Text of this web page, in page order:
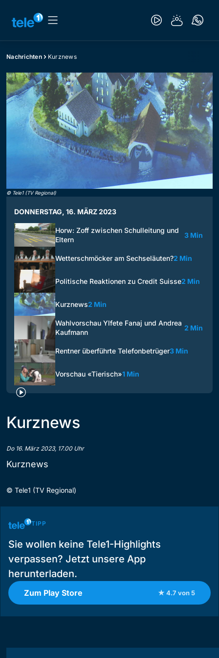
Nachrichten Kurznews
© Tele1 (TV Regional)
DONNERSTAG, 16. MÄRZ 2023
Horw: Zoff zwischen Schulleitung und
Eltern
3 Min
Wetterschmöcker am Sechseläuten?2 Min
Politische Reaktionen zu Credit Suisse2 Min
Kurznews2 Min
Wahlvorschau Ylfete Fanaj und Andrea
Kaufmann
2 Min
Rentner überführte Telefonbetrüger3 Min
Vorschau «Tierisch»1 Min
Kurznews
Do 16. März 2023, 17.00 Uhr
Kurznews
© Tele1 (TV Regional)
TIPP
Sie wollen keine Tele1-Highlights
verpassen? Jetzt unsere App
herunterladen.
Zum Play Store ★ 4.7 von 5